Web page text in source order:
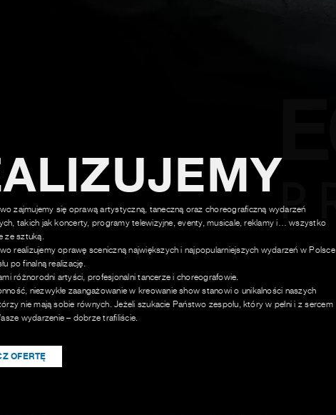
zajmujemy się oprawą artystyczną, taneczną oraz choreograficzną wydarzeń
takich jak koncerty, programy telewizyjne, eventy, musicale, reklamy i… wszystko
ze sztuką.
realizujemy oprawę sceniczną największych i najpopularniejszych wydarzeń w Polsce
po finalną realizację.
różnorodni artyści, profesjonalni tancerze i choreografowie.
niezwykłe zaangażowanie w kreowanie show stanowi o unikalności naszych
nie mają sobie równych. Jeżeli szukacie Państwo zespołu, który w pełni i z sercem
wydarzenie – dobrze trafiliście.
OFERTĘ